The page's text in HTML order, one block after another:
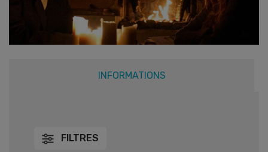
INFORMATIONS
FILTRES